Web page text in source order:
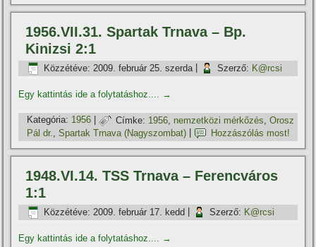
1956.VII.31. Spartak Trnava – Bp.
Kinizsi 2:1
Közzétéve: 2009. február 25. szerda Szerző: K@rcsi
Egy kattintás ide a folytatáshoz.... →
Kategória: 1956 | Címke: 1956 nemzetközi mérkőzés ,Orosz
Pál dr.
,Spartak Trnava (Nagyszombat) Hozzászólás most!
1948.VI.14. TSS Trnava – Ferencváros
1:1
Közzétéve: 2009. február 17. kedd Szerző: K@rcsi
Egy kattintás ide a folytatáshoz.... →